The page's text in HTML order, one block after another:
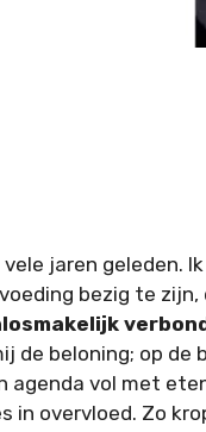
jaren geleden.
bezig te
de beloning; op
agenda vol met
overvloed. Zo